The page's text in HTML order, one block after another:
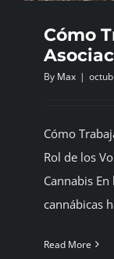
Cómo
By Max |
Cómo
Rol de los
Cannabis
cannábicas
Read More